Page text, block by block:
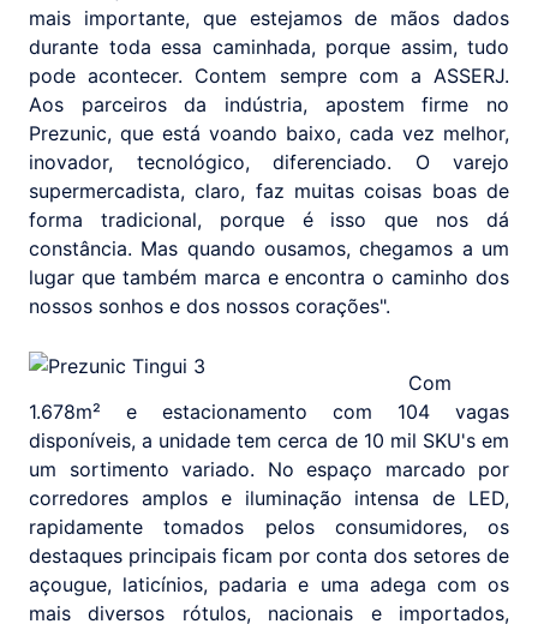
mais importante, que estejamos de mãos dados
durante toda essa caminhada, porque assim, tudo
pode acontecer. Contem sempre com a ASSERJ.
Aos parceiros da indústria, apostem firme no
Prezunic, que está voando baixo, cada vez melhor,
inovador, tecnológico, diferenciado. O varejo
supermercadista, claro, faz muitas coisas boas de
forma tradicional, porque é isso que nos dá
constância. Mas quando ousamos, chegamos a um
lugar que também marca e encontra o caminho dos
nossos sonhos e dos nossos corações".
Com
1.678m² e estacionamento com 104 vagas
disponíveis, a unidade tem cerca de 10 mil SKU's em
um sortimento variado. No espaço marcado por
corredores amplos e iluminação intensa de LED,
rapidamente tomados pelos consumidores, os
destaques principais ficam por conta dos setores de
açougue, laticínios, padaria e uma adega com os
mais diversos rótulos, nacionais e importados,